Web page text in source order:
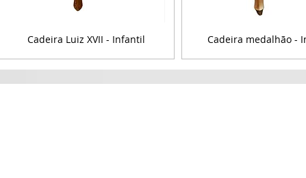
Cadeira Luiz XVII - Infantil Cadeira medalhão -